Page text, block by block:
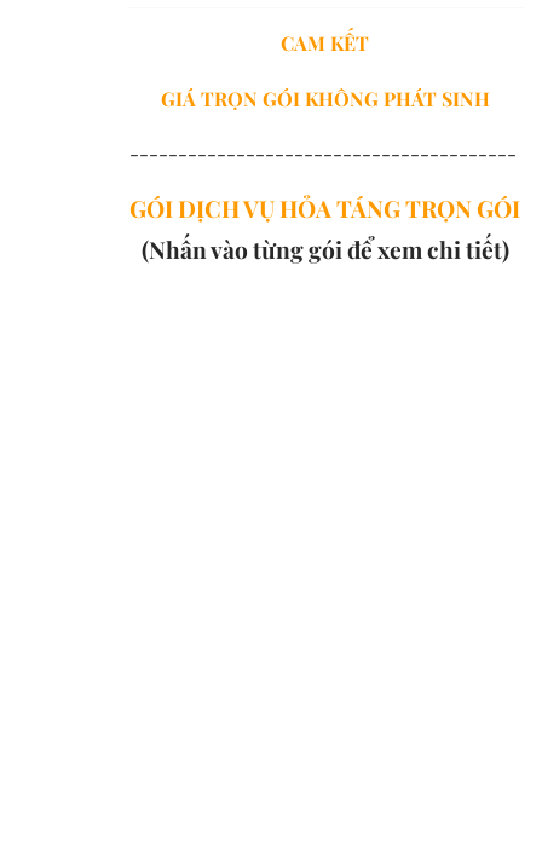
CAM KẾT
GIÁ TRỌN GÓIKHÔNG PHÁT SINH
----------------------------------------
GÓI DỊCH VỤ HỎA TÁNG TRỌN GÓI
(Nhấn vào từng gói để xem chi tiết)